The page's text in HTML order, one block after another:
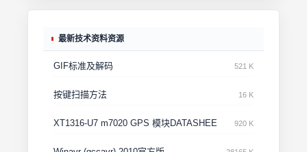
最新技术资料资源
GIF标准及解码 521 K
按键扫描方法 16 K
XT1316-U7 m7020 GPS 模块DATASHEE 920 K